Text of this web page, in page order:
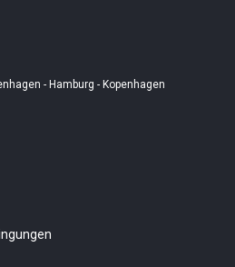
- Hamburg - Kopenhagen